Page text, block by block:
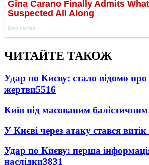
ЧИТАЙТЕ ТАКОЖ
Удар по Києву: стало відомо про
жертви5516
Київ під масованим
У Києві через атаку стався
Удар по Києву: перша
наслідки3831